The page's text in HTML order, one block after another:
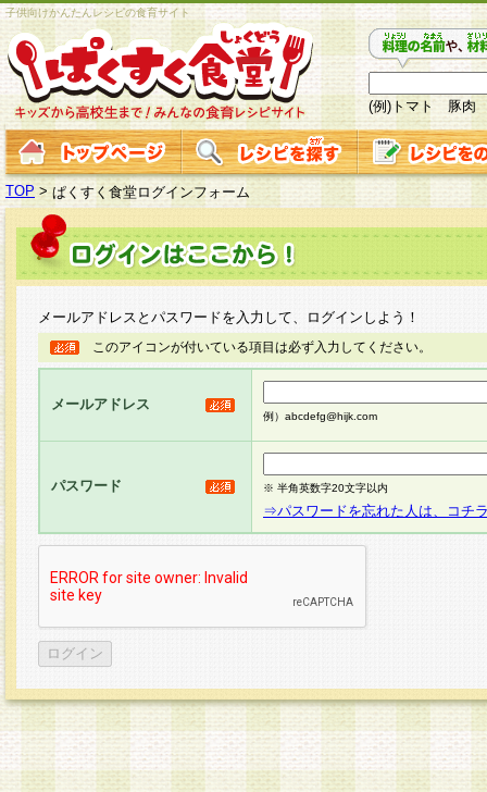
子供向けかんたんレシピの食育サイト
(例)トマト 豚肉
TOP > ぱくすく食堂ログインフォーム
メールアドレスとパスワードを入力して、ログインしよう！
このアイコンが付いている項目は必ず入力してください。
メールアドレス
例）abcdefg@hijk.com
パスワード ※ 半角英数字20文字以内
⇒パスワードを忘れた人は、コチ